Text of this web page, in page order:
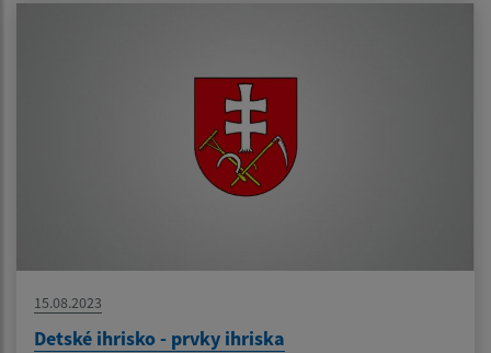
15.08.2023
Detské ihrisko - prvky ihriska